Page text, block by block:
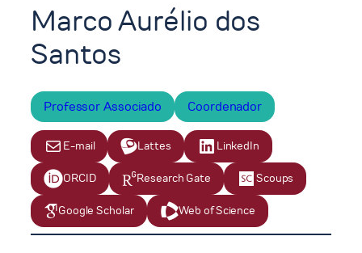
Marco Aurélio dos
Santos
Professor Associado Coordenador
E-mail Lattes LinkedIn
ORCID Research Gate Scoups
Google Scholar Web of Science